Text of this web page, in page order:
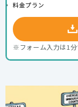
料金プラン
※フォーム入力は1